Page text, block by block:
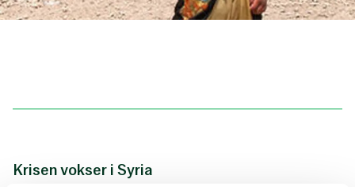
Krisen vokser i Syria